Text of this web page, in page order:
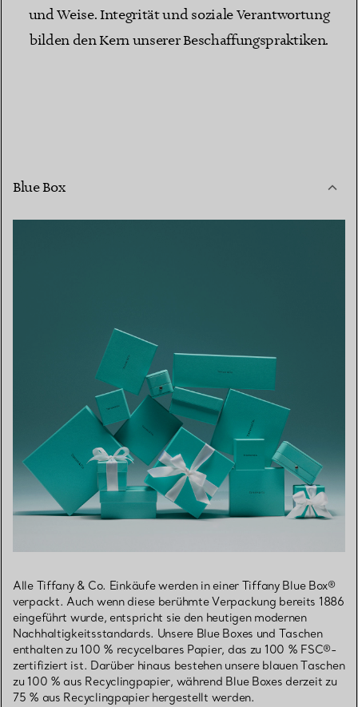
und Weise. Integrität und soziale Verantwortung
bilden den Kern unserer Beschaffungspraktiken.
Blue Box
Alle Tiffany & Co. Einkäufe werden in einer Tiffany Blue Box®
verpackt. Auch wenn diese berühmte Verpackung bereits 1886
eingeführt wurde, entspricht sie den heutigen modernen
Nachhaltigkeitsstandards. Unsere Blue Boxes und Taschen
enthalten zu 100 % recycelbares Papier, das zu 100 % FSC®-
zertifiziert ist. Darüber hinaus bestehen unsere blauen Taschen
zu 100 % aus Recyclingpapier, während Blue Boxes derzeit zu
75 % aus Recyclingpapier hergestellt werden.